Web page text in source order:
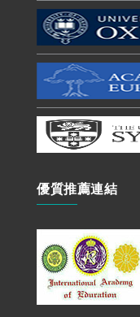
優質推薦連結